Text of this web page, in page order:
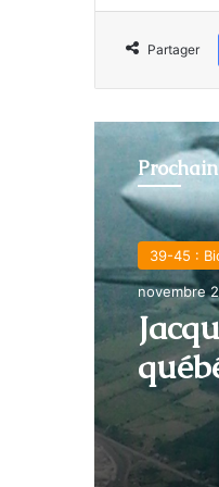
Partager
39-45 :
novembre
La
octobre 13,